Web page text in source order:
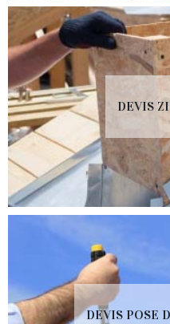
DEVIS
DEVIS POSE